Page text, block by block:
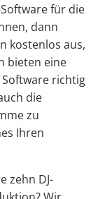
für die
dann
kostenlos aus,
bieten eine
richtig
die
zu
Ihren
zehn DJ-